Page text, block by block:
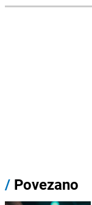
/ Povezano